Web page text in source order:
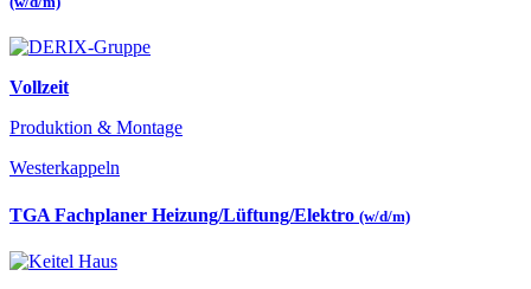
Vollzeit
Produktion & Montage
Westerkappeln
TGA Fachplaner Heizung/Lüftung/Elektro (w/d/m)